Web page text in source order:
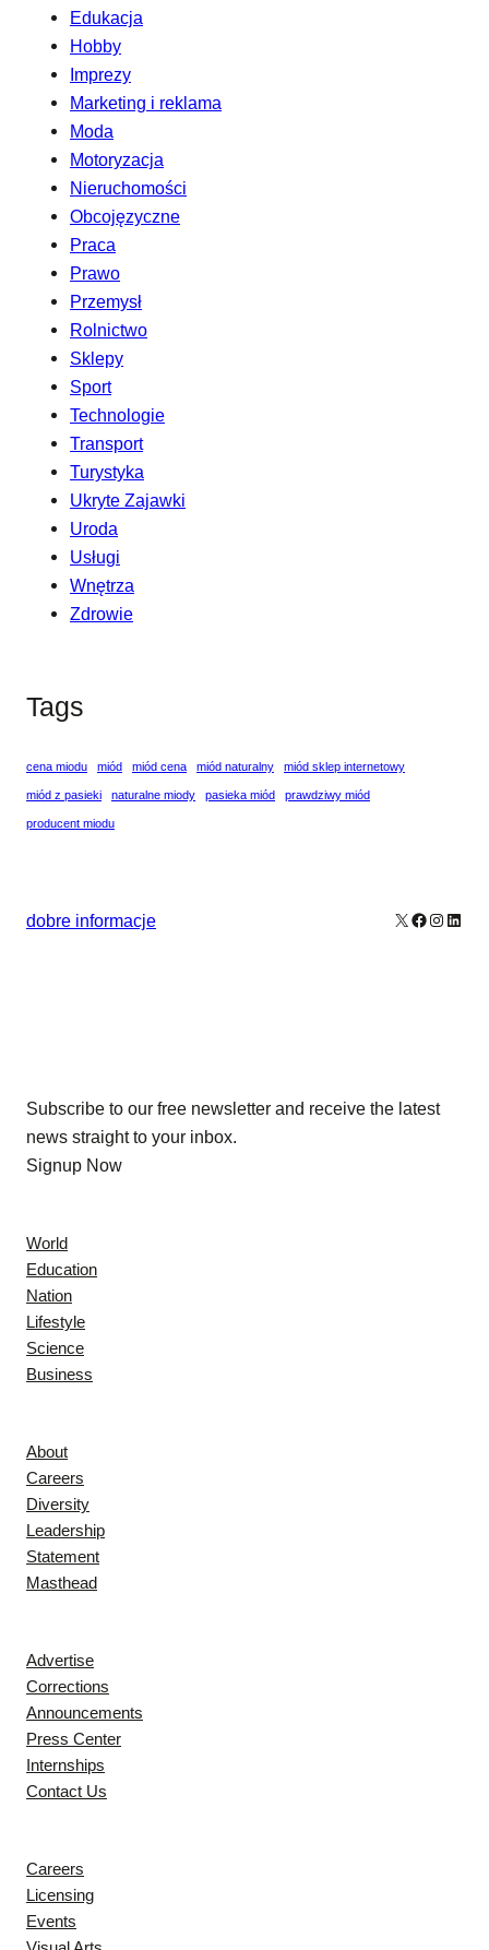
Edukacja
Hobby
Imprezy
Marketing i reklama
Moda
Motoryzacja
Nieruchomości
Obcojęzyczne
Praca
Prawo
Przemysł
Rolnictwo
Sklepy
Sport
Technologie
Transport
Turystyka
Ukryte Zajawki
Uroda
Usługi
Wnętrza
Zdrowie
Tags
cena miodu miód miód cena miód naturalny miód sklep internetowy
miód z pasieki naturalne miody pasieka miód prawdziwy miód
producent miodu
dobre informacje X Facebook
Subscribe to our free newsletter and receive the latest
news straight to your inbox.
Signup Now
World
Education
Nation
Lifestyle
Science
Business
About
Careers
Diversity
Leadership
Statement
Masthead
Advertise
Corrections
Announcements
Press Center
Internships
Contact Us
Careers
Licensing
Events